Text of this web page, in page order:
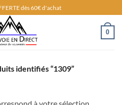
dès 60€ d'achat
0
identifiés “1309”